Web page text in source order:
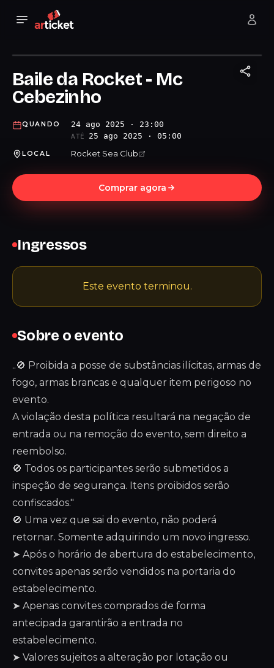
Baile da Rocket - Mc
Cebezinho
QUANDO 24 ago 2025 · 23:00
ATÉ 25 ago 2025 · 05:00
LOCAL Rocket Sea Club
Comprar agora
Sobre o evento
..🚫 Proibida a posse de substâncias ilícitas, armas de
fogo, armas brancas e qualquer item perigoso no
evento.
A violação desta política resultará na negação de
entrada ou na remoção do evento, sem direito a
reembolso.
🚫 Todos os participantes serão submetidos a
inspeção de segurança. Itens proibidos serão
confiscados."
🚫 Uma vez que sai do evento, não poderá
retornar. Somente adquirindo um novo ingresso.
➤ Após o horário de abertura do estabelecimento,
convites apenas serão vendidos na portaria do
estabelecimento.
➤ Apenas convites comprados de forma
antecipada garantirão a entrada no
estabelecimento.
➤ Valores sujeitos a alteração por lotação ou
Ingressos
Este evento terminou.